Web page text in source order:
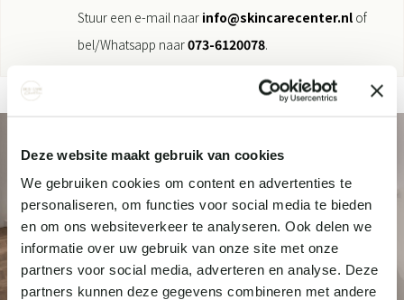
Deze website maakt gebruik van cookies
We gebruiken cookies om content en advertenties te
personaliseren, om functies voor social media te bieden
en om ons websiteverkeer te analyseren. Ook delen we
informatie over uw gebruik van onze site met onze
partners voor social media, adverteren en analyse. Deze
partners kunnen deze gegevens combineren met andere
Stuur een e-mail naar info@skincarecenter.nl of
bel/Whatsapp naar073-6120078.